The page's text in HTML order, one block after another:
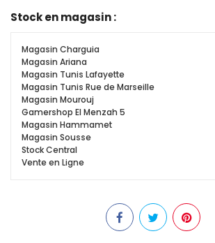
Stock en magasin :
Magasin Charguia
Magasin Ariana
Magasin Tunis Lafayette
Magasin Tunis Rue de Marseille
Magasin Mourouj
Gamershop El Menzah 5
Magasin Hammamet
Magasin Sousse
Stock Central
Vente en Ligne